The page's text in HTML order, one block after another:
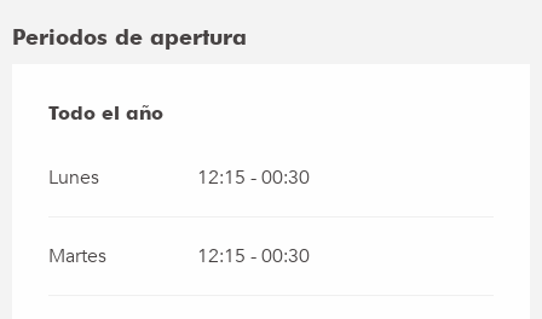
Periodos de apertura
Todo el año
Todo el año
Lunes 12:15 - 00:30
Martes 12:15 - 00:30